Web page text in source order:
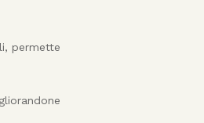
permette